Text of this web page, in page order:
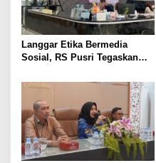
p
o
s
Langgar Etika Bermedia
Sosial, RS Pusri Tegaskan
Dokter Mitra